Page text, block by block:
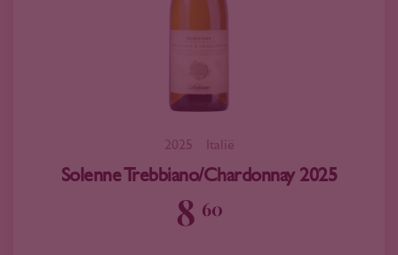
2025 Italië
Solenne Trebbiano/Chardonnay 2025
8 60